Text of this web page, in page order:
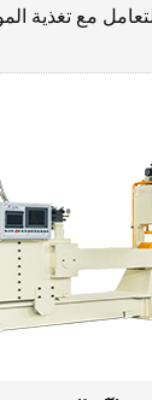
مع تغذية